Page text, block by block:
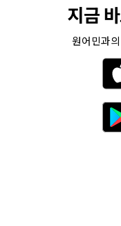
지금
원어민과